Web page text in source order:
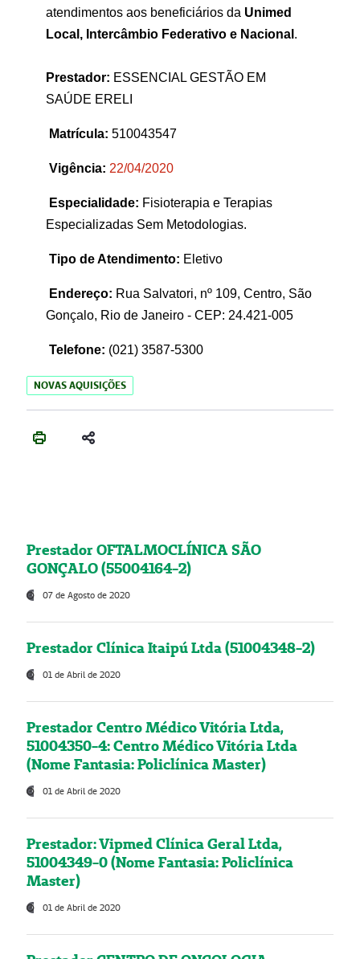
atendimentos aos beneficiários da Unimed
Local, Intercâmbio Federativo e Nacional .
Prestador: ESSENCIAL GESTÃO EM
SAÚDE ERELI
Matrícula: 510043547
Vigência: 22/04/2020
Especialidade: Fisioterapia e Terapias
Especializadas Sem Metodologias.
Tipo de Atendimento: Eletivo
Endereço: Rua Salvatori, nº 109, Centro, São
Gonçalo, Rio de Janeiro - CEP: 24.421-005
Telefone: (021) 3587-5300
NOVAS AQUISIÇÕES
Prestador OFTALMOCLÍNICA SÃO
GONÇALO (55004164-2)
07 de Agosto de 2020
Prestador Clínica Itaipú Ltda (51004348-2)
01 de Abril de 2020
Prestador Centro Médico Vitória Ltda,
51004350-4: Centro Médico Vitória Ltda
(Nome Fantasia: Policlínica Master)
01 de Abril de 2020
Prestador: Vipmed Clínica Geral Ltda,
51004349-0 (Nome Fantasia: Policlínica
Master)
01 de Abril de 2020